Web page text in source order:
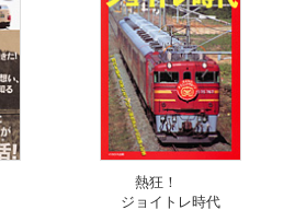
熱狂！
ジョイトレ時代